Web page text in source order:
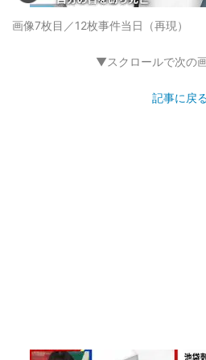
画像7枚目／12枚事件当日（再現）
▼スクロールで次の
記事に戻